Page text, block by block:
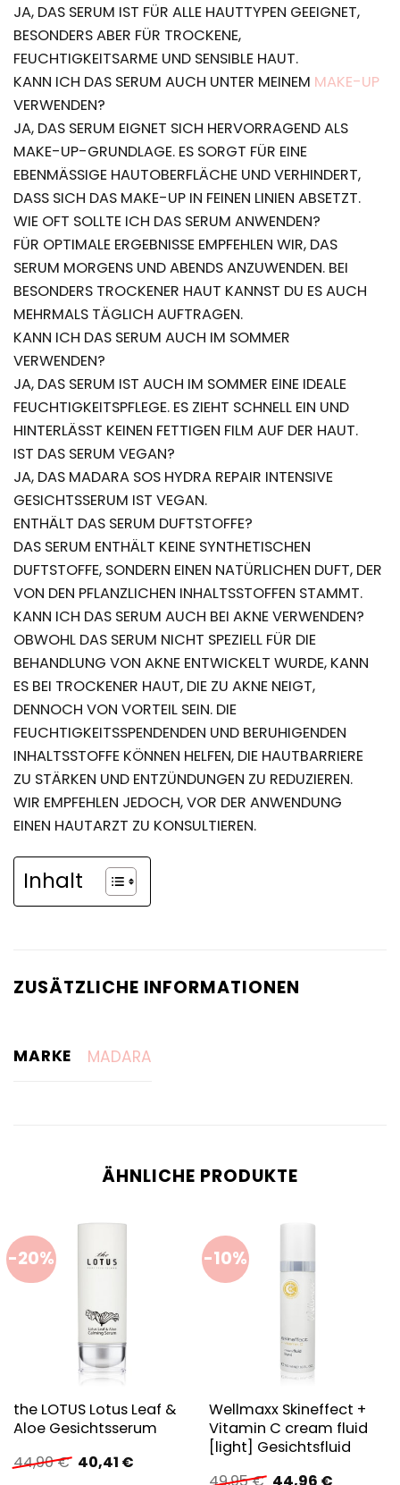
JA, DAS SERUM IST FÜR ALLE HAUTTYPEN GEEIGNET,
BESONDERS ABER FÜR TROCKENE,
FEUCHTIGKEITSARME UND SENSIBLE HAUT.
KANN ICH DAS SERUM AUCH UNTER MEINEM MAKE-UP
VERWENDEN?
JA, DAS SERUM EIGNET SICH HERVORRAGEND ALS
MAKE-UP-GRUNDLAGE. ES SORGT FÜR EINE
EBENMÄSSIGE HAUTOBERFLÄCHE UND VERHINDERT, D
ASS SICH DAS MAKE-UP IN FEINEN LINIEN ABSETZT.
WIE OFT SOLLTE ICH DAS SERUM ANWENDEN?
FÜR OPTIMALE ERGEBNISSE EMPFEHLEN WIR, DAS
SERUM MORGENS UND ABENDS ANZUWENDEN. BEI
BESONDERS TROCKENER HAUT KANNST DU ES AUCH
MEHRMALS TÄGLICH AUFTRAGEN.
KANN ICH DAS SERUM AUCH IM SOMMER
VERWENDEN?
JA, DAS SERUM IST AUCH IM SOMMER EINE IDEALE
FEUCHTIGKEITSPFLEGE. ES ZIEHT SCHNELL EIN UND
HINTERLÄSST KEINEN FETTIGEN FILM AUF DER HAUT.
IST DAS SERUM VEGAN?
JA, DAS MADARA SOS HYDRA REPAIR INTENSIVE
GESICHTSSERUM IST VEGAN.
ENTHÄLT DAS SERUM DUFTSTOFFE?
DAS SERUM ENTHÄLT KEINE SYNTHETISCHEN
DUFTSTOFFE, SONDERN EINEN NATÜRLICHEN DUFT, DER
VON DEN PFLANZLICHEN INHALTSSTOFFEN STAMMT.
KANN ICH DAS SERUM AUCH BEI AKNE VERWENDEN?
OBWOHL DAS SERUM NICHT SPEZIELL FÜR DIE
BEHANDLUNG VON AKNE ENTWICKELT WURDE, KANN
ES BEI TROCKENER HAUT, DIE ZU AKNE NEIGT,
DENNOCH VON VORTEIL SEIN. DIE
FEUCHTIGKEITSSPENDENDEN UND BERUHIGENDEN
INHALTSSTOFFE KÖNNEN HELFEN, DIE HAUTBARRIERE
ZU STÄRKEN UND ENTZÜNDUNGEN ZU REDUZIEREN.
WIR EMPFEHLEN JEDOCH, VOR DER ANWENDUNG
EINEN HAUTARZT ZU KONSULTIEREN.
Inhalt
ZUSÄTZLICHE INFORMATIONEN
MARKE MADARA
ÄHNLICHE PRODUKTE
-20%
the LOTUS Lotus Leaf &
Aloe Gesichtsserum
44,90€ Ursprünglicher
Preis
40,41 €Aktueller
-10%
Wellmaxx Skineffect +
Vitamin C cream fluid
[light] Gesichtsfluid
49,95€ Ursprünglicher
44,96 €Aktueller